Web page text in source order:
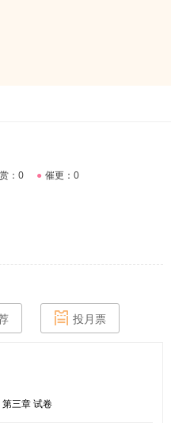
：0 ● 催更：0
投月票
第三章 试卷